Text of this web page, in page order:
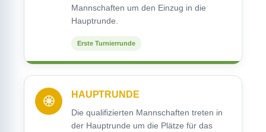
Mannschaften um den Einzug in die
Hauptrunde.
Erste Turnierrunde
HAUPTRUNDE
Die qualifizierten Mannschaften treten in
der Hauptrunde um die Plätze für das